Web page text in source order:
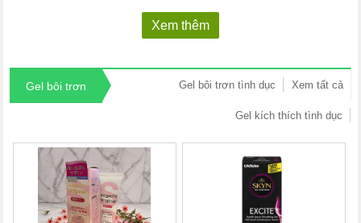
Xem thêm
Gel bôi trơn Xem tất cả
Gel bôi trơn tình dục
Gel kích thích tình dục